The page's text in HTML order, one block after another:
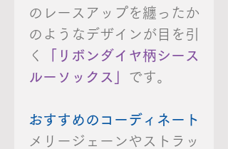
のレースアップを纏ったか
のようなデザインが目を引
く
「リボンダイヤ柄シース
ルーソックス」 です。
おすすめのコーディネート
メリージェーンやストラッ